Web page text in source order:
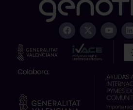
F
a
c
X
-
t
w
i
Y
o
u
e
L
i
k
i